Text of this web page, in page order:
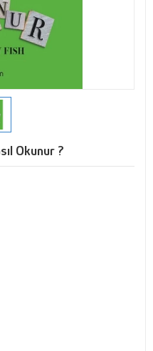
Okunur ?